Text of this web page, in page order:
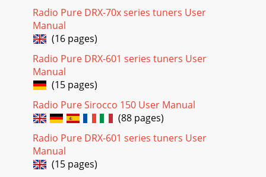
Radio Pure DRX-70x series tuners User
Manual
(16 pages)
Radio Pure DRX-601 series tuners User
Manual
(15 pages)
Radio Pure Sirocco 150 User Manual
(88 pages)
Radio Pure DRX-601 series tuners User
Manual
(15 pages)